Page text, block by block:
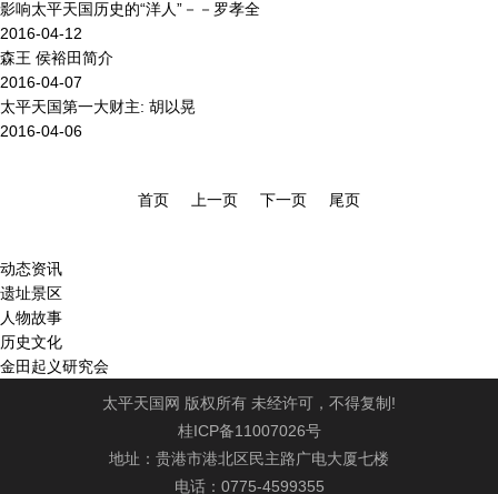
影响太平天国历史的“洋人”－－罗孝全
2016-04-12
森王 侯裕田简介
2016-04-07
太平天国第一大财主: 胡以晃
2016-04-06
首页 上一页 下一页 尾页
动态资讯
遗址景区
人物故事
历史文化
金田起义研究会
太平天国网 版权所有 未经许可，不得复制!
桂ICP备11007026号
地址：贵港市港北区民主路广电大厦七楼
电话：0775-4599355